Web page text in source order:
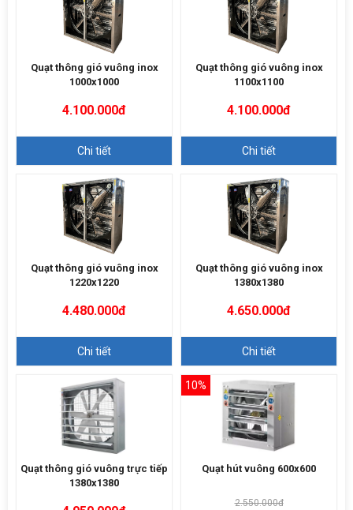
Quạt thông gió vuông inox
1000x1000
4.100.000đ
Chi tiết
Quạt thông gió vuông inox
1100x1100
4.100.000đ
Chi tiết
Quạt thông gió vuông inox
1220x1220
4.480.000đ
Chi tiết
Quạt thông gió vuông inox
1380x1380
4.650.000đ
Chi tiết
Quạt thông gió vuông trực tiếp
1380x1380
10%
Quạt hút vuông 600x600
2.550.000đ